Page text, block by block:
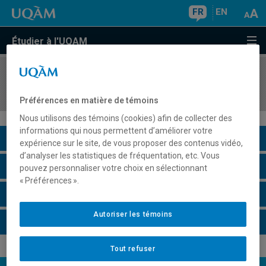
FR EN
Étudier à l'UQAM
COURS//
Description du cours
Horaire - Été 2026
Préférences en matière de témoins
Nous utilisons des témoins (cookies) afin de collecter des
informations qui nous permettent d’améliorer votre
expérience sur le site, de vous proposer des contenus vidéo,
d’analyser les statistiques de fréquentation, etc. Vous
pouvez personnaliser votre choix en sélectionnant
« Préférences ».
Tout refuser
Autoriser les témoins